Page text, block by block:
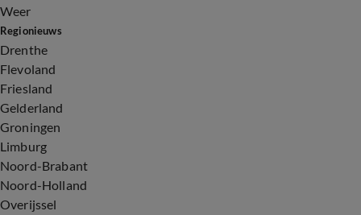
Weer
Regionieuws
Drenthe
Flevoland
Friesland
Gelderland
Groningen
Limburg
Noord-Brabant
Noord-Holland
Overijssel